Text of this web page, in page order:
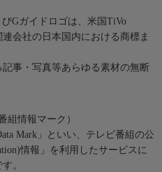
Gガイドロゴは、米国TiVo
会社の日本国内における商標ま
事・写真等あらゆる素材の無断
組情報マーク）
Mark」といい、テレビ番組の公
情報」を利用したサービスに
。